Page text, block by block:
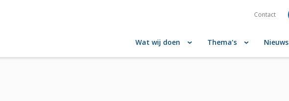
Contact
Wat wij doen Thema’s Nieuws